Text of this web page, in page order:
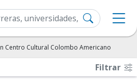
Centro Cultural Colombo Americano
Filtrar